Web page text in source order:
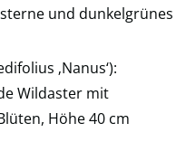
und dunkelgrünes
‚Nanus‘):
Wildaster mit
Höhe 40 cm